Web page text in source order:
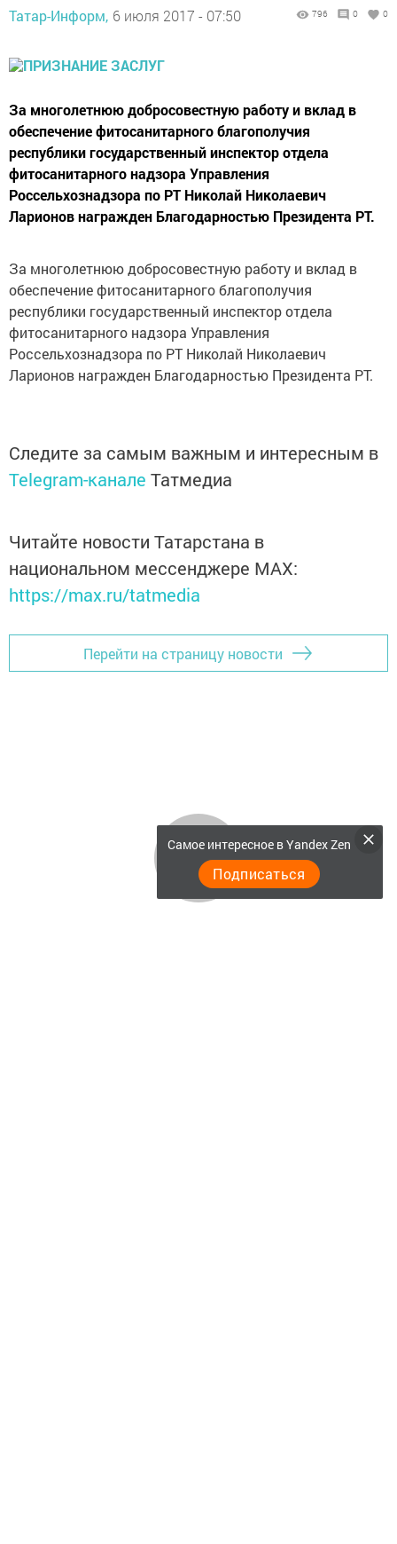
Татар-Информ, 6 июля 2017 - 07:50 796 0 0
За многолетнюю добросовестную работу и вклад в
обеспечение фитосанитарного благополучия
республики государственный инспектор отдела
фитосанитарного надзора Управления
Россельхознадзора по РТ Николай Николаевич
Ларионов награжден Благодарностью Президента РТ.
За многолетнюю добросовестную работу и вклад в
обеспечение фитосанитарного благополучия
республики государственный инспектор отдела
фитосанитарного надзора Управления
Россельхознадзора по РТ Николай Николаевич
Ларионов награжден Благодарностью Президента РТ.
Следите за самым важным и интересным в
Telegram-канале Татмедиа
Читайте новости Татарстана в
национальном мессенджере MАХ:
https://max.ru/tatmedia
Перейти на страницу новости
Самое интересное в Yandex Zen
Подписаться